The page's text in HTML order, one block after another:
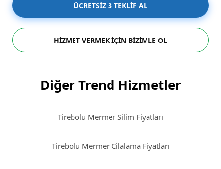
ÜCRETSİZ 3 TEKLİF AL
HİZMET VERMEK İÇİN BİZİMLE OL
Diğer Trend Hizmetler
Tirebolu Mermer Silim Fiyatları
Tirebolu Mermer Cilalama Fiyatları